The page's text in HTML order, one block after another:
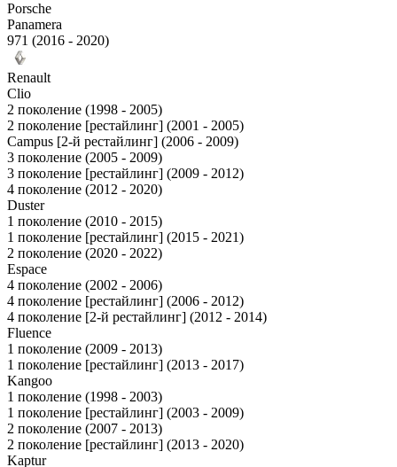
Porsche
Panamera
971 (2016 - 2020)
Renault
Clio
2 поколение (1998 - 2005)
2 поколение [рестайлинг] (2001 - 2005)
Campus [2-й рестайлинг] (2006 - 2009)
3 поколение (2005 - 2009)
3 поколение [рестайлинг] (2009 - 2012)
4 поколение (2012 - 2020)
Duster
1 поколение (2010 - 2015)
1 поколение [рестайлинг] (2015 - 2021)
2 поколение (2020 - 2022)
Espace
4 поколение (2002 - 2006)
4 поколение [рестайлинг] (2006 - 2012)
4 поколение [2-й рестайлинг] (2012 - 2014)
Fluence
1 поколение (2009 - 2013)
1 поколение [рестайлинг] (2013 - 2017)
Kangoo
1 поколение (1998 - 2003)
1 поколение [рестайлинг] (2003 - 2009)
2 поколение (2007 - 2013)
2 поколение [рестайлинг] (2013 - 2020)
Kaptur